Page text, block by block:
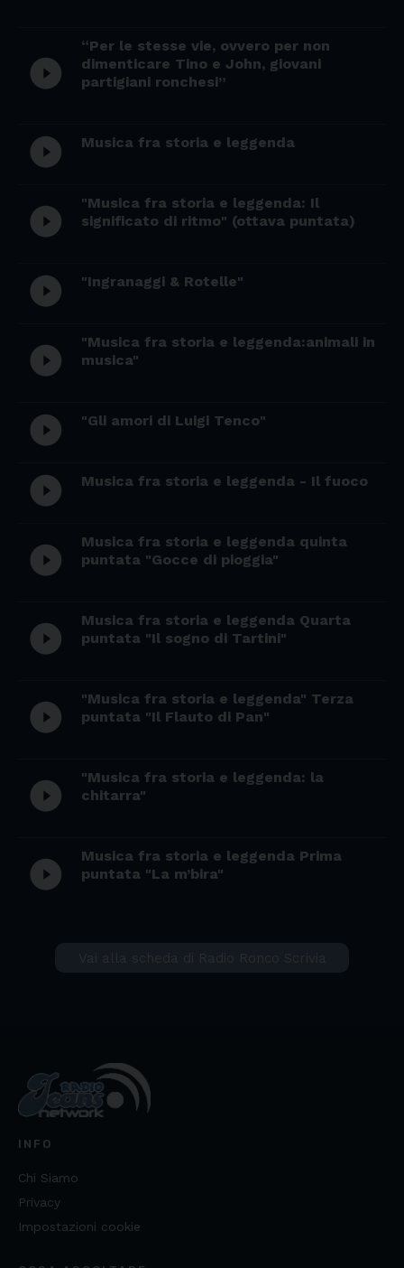
play_circle_filled
“Per le stesse vie, ovvero per non
dimenticare Tino e John, giovani
partigiani ronchesi”
play_circle_filled Musica fra storia e leggenda
play_circle_filled
"Musica fra storia e leggenda: Il
significato di ritmo" (ottava puntata)
play_circle_filled "Ingranaggi & Rotelle"
play_circle_filled
"Musica fra storia e leggenda:animali in
musica"
play_circle_filled "Gli amori di Luigi Tenco"
play_circle_filled Musica fra storia e leggenda - Il fuoco
play_circle_filled
Musica fra storia e leggenda quinta
puntata "Gocce di pioggia"
play_circle_filled
Musica fra storia e leggenda Quarta
puntata "Il sogno di Tartini"
play_circle_filled
"Musica fra storia e leggenda" Terza
puntata "Il Flauto di Pan"
play_circle_filled
"Musica fra storia e leggenda: la
chitarra"
play_circle_filled
Musica fra storia e leggenda Prima
puntata "La m’bira"
INFO
Chi Siamo
Privacy
Impostazioni cookie